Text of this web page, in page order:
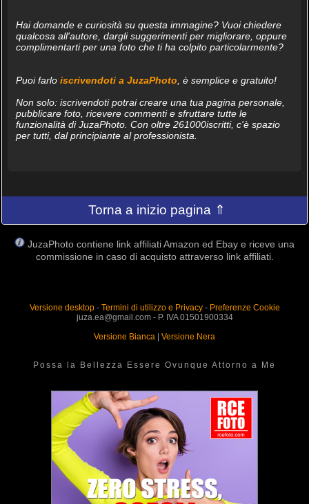
Hai domande e curiosità su questa immagine? Vuoi chiedere
qualcosa all'autore, dargli suggerimenti per migliorare, oppure
complimentarti per una foto che ti ha colpito particolarmente?
Puoi farlo iscrivendoti a JuzaPhoto, è semplice e gratuito!
Non solo: iscrivendoti potrai creare una tua pagina personale,
pubblicare foto, ricevere commenti e sfruttare tutte le
funzionalità di JuzaPhoto. Con oltre 261000iscritti, c'è spazio
per tutti, dal principiante al professionista.
Torna a inizio pagina ⇑
JuzaPhoto contiene link affiliati Amazon ed Ebay e riceve una
commissione in caso di acquisto attraverso link affiliati.
Versione desktop- Termini di utilizzo e Privacy- Preferenze Cookie
juza.ea@gmail.com - P. IVA 01501900334
Versione Bianca | Versione Nera
Possa la Bellezza Essere Ovunque Attorno a Me